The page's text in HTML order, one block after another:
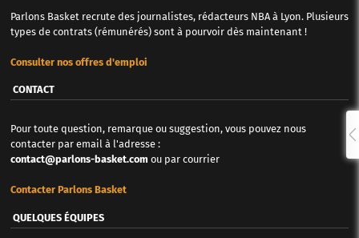
Parlons Basket recrute des journalistes, rédacteurs NBA à Lyon. Plusieurs
types de contrats (rémunérés) sont à pourvoir dès maintenant !
Consulter nos offres d'emploi
CONTACT
Pour toute question, remarque ou suggestion, vous pouvez nous
contacter par email à l'adresse :
contact@parlons-basket.com ou par courrier
Contacter Parlons Basket
QUELQUES ÉQUIPES